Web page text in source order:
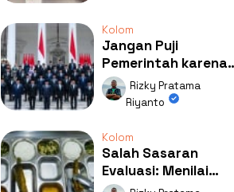
Kolom
Jangan Puji
Pemerintah karena
Kerja: Mengapa
Publik Begitu Mudah
Rizky Pratama
Riyanto
Kolom
Salah Sasaran
Evaluasi: Menilai
Program MBG Lewat